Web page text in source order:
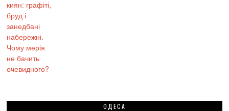
ОДЕСА